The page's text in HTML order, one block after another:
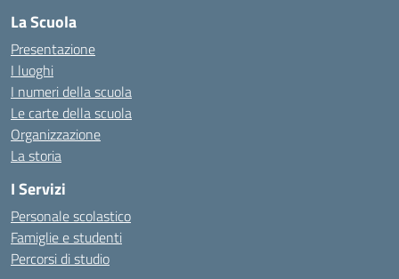
La Scuola
Presentazione
I luoghi
I numeri della scuola
Le carte della scuola
Organizzazione
La storia
I Servizi
Personale scolastico
Famiglie e studenti
Percorsi di studio